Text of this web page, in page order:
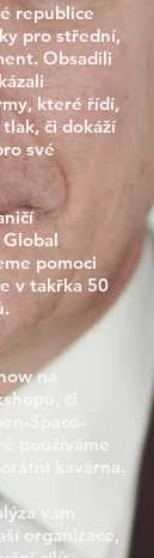
republice
pro střední,
Obsadili
které řídí,
či dokáží
své
Global
pomoci
v takřka 50
na
či
Space-
používáme
kavárna.
organizace,